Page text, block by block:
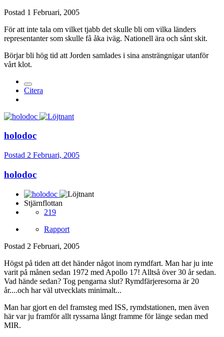
Postad 1 Februari, 2005
För att inte tala om vilket tjabb det skulle bli om vilka länders
representanter som skulle få åka iväg. Nationell ära och sånt skit.
Börjar bli hög tid att Jorden samlades i sina ansträngnigar utanför
vårt klot.
Citera
holodoc
Postad 2 Februari, 2005
holodoc
Stjärnflottan
219
Rapport
Postad 2 Februari, 2005
Högst på tiden att det händer något inom rymdfart. Man har ju inte
varit på månen sedan 1972 med Apollo 17! Alltså över 30 år sedan.
Vad hände sedan? Tog pengarna slut? Rymdfärjeresorna är 20
år....och har väl utvecklats minimalt...
Man har gjort en del framsteg med ISS, rymdstationen, men även
här var ju framför allt ryssarna långt framme för länge sedan med
MIR.